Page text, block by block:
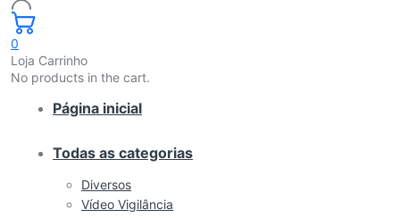
0
Loja Carrinho
No products in the cart.
Página inicial
Todas as categorias
Diversos
Vídeo Vigilância